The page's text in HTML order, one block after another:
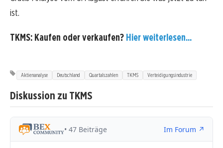
ist.
TKMS: Kaufen oder verkaufen? Hier weiterlesen...
Aktienanalyse Deutschland Quartalszahlen TKMS Verteidigungsindustrie
Diskussion zu TKMS